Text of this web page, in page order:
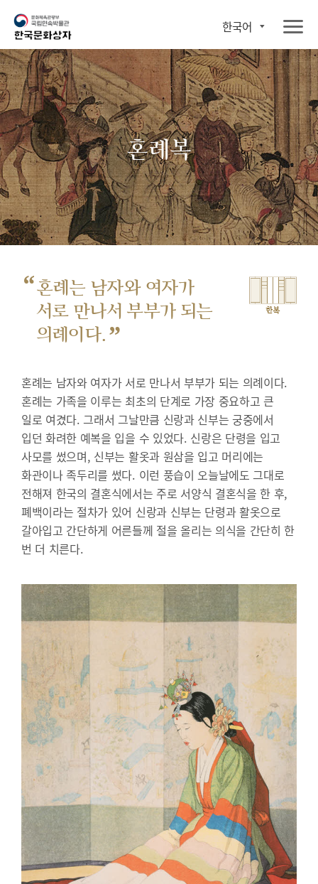
한국어
혼례복
“혼례는 남자와 여자가
서로 만나서 부부가 되는
의례이다. ”
한복
혼례는 남자와 여자가 서로 만나서 부부가 되는 의례이다.
혼례는 가족을 이루는 최초의 단계로 가장 중요하고 큰
일로 여겼다. 그래서 그날만큼 신랑과 신부는 궁중에서
입던 화려한 예복을 입을 수 있었다. 신랑은 단령을 입고
사모를 썼으며, 신부는 활옷과 원삼을 입고 머리에는
화관이나 족두리를 썼다. 이런 풍습이 오늘날에도 그대로
전해져 한국의 결혼식에서는 주로 서양식 결혼식을 한 후,
폐백이라는 절차가 있어 신랑과 신부는 단령과 활옷으로
갈아입고 간단하게 어른들께 절을 올리는 의식을 간단히 한
번 더 치른다.